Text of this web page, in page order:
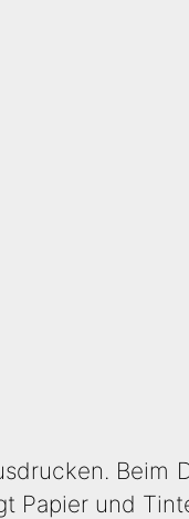
Beim
Papier und